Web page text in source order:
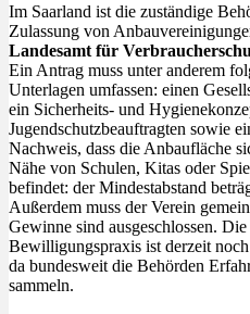
Im Saarland ist die zuständige
Zulassung von
Landesamt für
Ein Antrag muss unter anderem
Unterlagen umfassen: einen
ein Sicherheits- und
Jugendschutzbeauftragten sowie
Nachweis, dass die Anbaufläche
Nähe von Schulen, Kitas oder
befindet: der Mindestabstand
Außerdem muss der Verein
Gewinne sind ausgeschlossen. Die
Bewilligungspraxis ist derzeit
da bundesweit die Behörden
sammeln.